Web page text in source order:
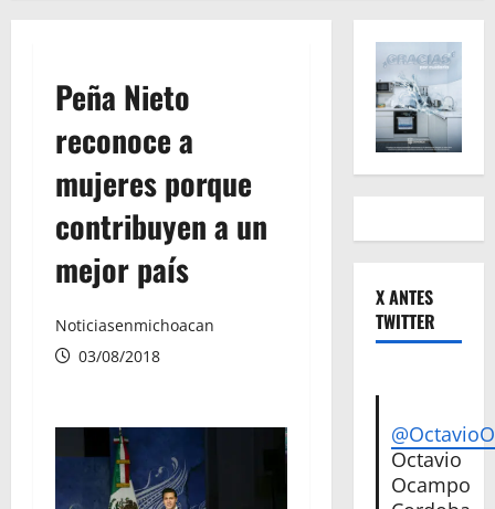
Peña Nieto
reconoce a
mujeres porque
contribuyen a un
mejor país
Noticiasenmichoacan
03/08/2018
X ANTES
TWITTER
Octavio
Ocampo